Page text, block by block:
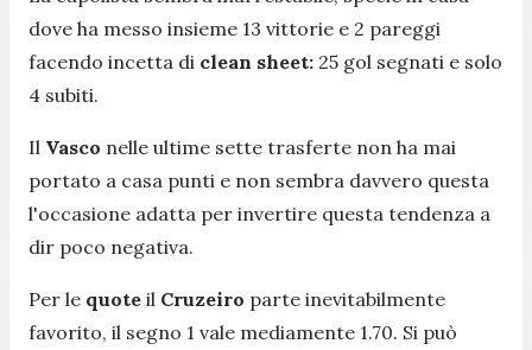
dove ha messo insieme 13 vittorie e 2 pareggi
facendo incetta di clean sheet: 25 gol segnati e solo
4 subiti.
Il Vasco nelle ultime sette trasferte non ha mai
portato a casa punti e non sembra davvero questa
l'occasione adatta per invertire questa tendenza a
dir poco negativa.
Per le quote il Cruzeiro parte inevitabilmente
favorito, il segno 1 vale mediamente 1.70. Si può